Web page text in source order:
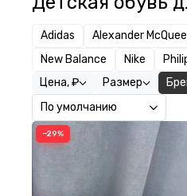
Adidas Alexander
New Balance
Nike
Цена, ₽
Размер
−29%